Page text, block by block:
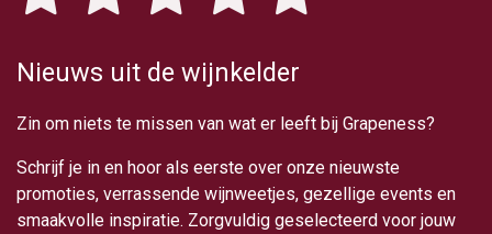
Nieuws uit de wijnkelder
Zin om niets te missen van wat er leeft bij Grapeness?
Schrijf je in en hoor als eerste over onze nieuwste
promoties, verrassende wijnweetjes, gezellige events en
smaakvolle inspiratie. Zorgvuldig geselecteerd voor jouw